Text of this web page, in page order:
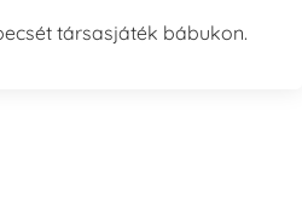
társasjáték bábukon.